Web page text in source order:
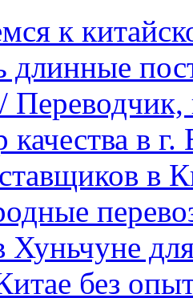
к
длинные
Переводчик,
качества в
в
Хуньчуне
без